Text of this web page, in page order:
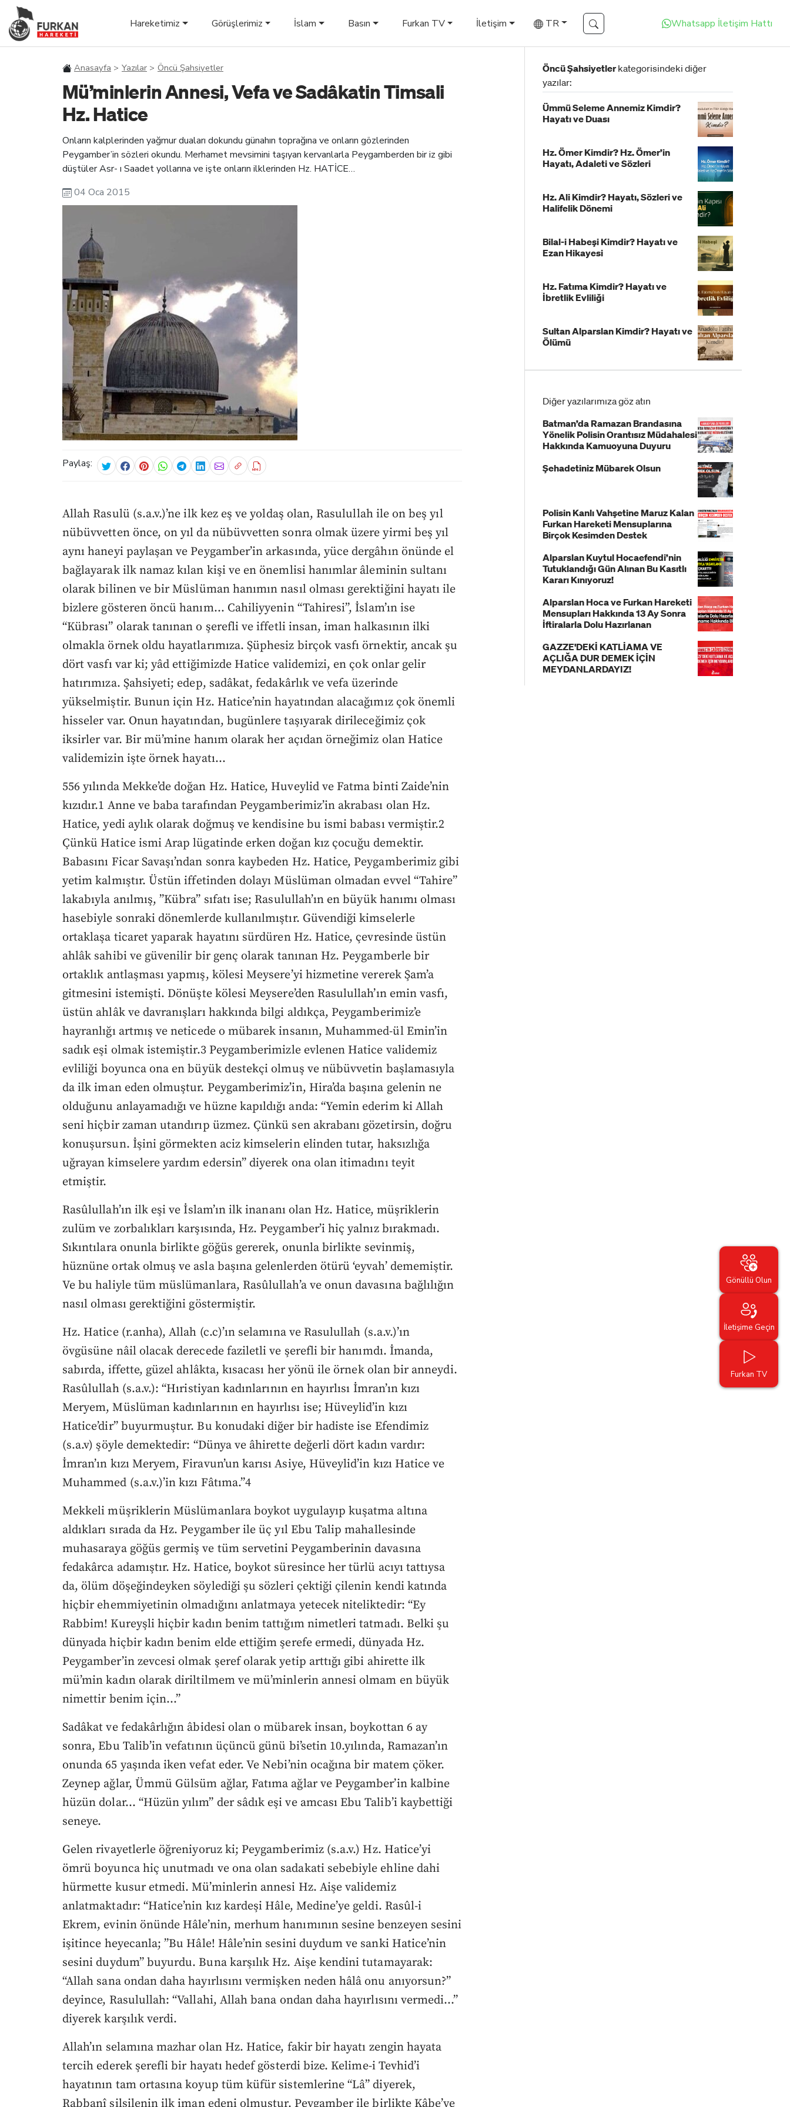
Hareketimiz Görüşlerimiz İslam Basın Furkan TV İletişim TR Whatsapp İletişim Hattı
Anasayfa Yazılar Öncü Şahsiyetler
Mü’minlerin Annesi, Vefa ve Sadâkatin Timsali
Hz. Hatice
Onların kalplerinden yağmur duaları dokundu günahın toprağına ve onların gözlerinden
Peygamber’in sözleri okundu. Merhamet mevsimini taşıyan kervanlarla Peygamberden bir iz gibi
düştüler Asr- ı Saadet yollarına ve işte onların ilklerinden Hz. HATİCE…
04 Oca 2015
Paylaş:
Allah Rasulü (s.a.v.)’ne ilk kez eş ve yoldaş olan, Rasulullah ile on beş yıl
nübüvvetten önce, on yıl da nübüvvetten sonra olmak üzere yirmi beş yıl
aynı haneyi paylaşan ve Peygamber’in arkasında, yüce dergâhın önünde el
bağlayarak ilk namaz kılan kişi ve en önemlisi hanımlar âleminin sultanı
olarak bilinen ve bir Müslüman hanımın nasıl olması gerektiğini hayatı ile
bizlere gösteren öncü hanım... Cahiliyyenin “Tahiresi”, İslam’ın ise
“Kübrası” olarak tanınan o şerefli ve iffetli insan, iman halkasının ilki
olmakla örnek oldu hayatlarımıza. Şüphesiz birçok vasfı örnektir, ancak şu
dört vasfı var ki; yâd ettiğimizde Hatice validemizi, en çok onlar gelir
hatırımıza. Şahsiyeti; edep, sadâkat, fedakârlık ve vefa üzerinde
yükselmiştir. Bunun için Hz. Hatice’nin hayatından alacağımız çok önemli
hisseler var. Onun hayatından, bugünlere taşıyarak dirileceğimiz çok
iksirler var. Bir mü’mine hanım olarak her açıdan örneğimiz olan Hatice
validemizin işte örnek hayatı…
556 yılında Mekke’de doğan Hz. Hatice, Huveylid ve Fatma binti Zaide’nin
kızıdır.1 Anne ve baba tarafından Peygamberimiz’in akrabası olan Hz.
Hatice, yedi aylık olarak doğmuş ve kendisine bu ismi babası vermiştir.2
Çünkü Hatice ismi Arap lügatinde erken doğan kız çocuğu demektir.
Babasını Ficar Savaşı’ndan sonra kaybeden Hz. Hatice, Peygamberimiz gibi
yetim kalmıştır. Üstün iffetinden dolayı Müslüman olmadan evvel “Tahire”
lakabıyla anılmış, ”Kübra” sıfatı ise; Rasulullah’ın en büyük hanımı olması
hasebiyle sonraki dönemlerde kullanılmıştır. Güvendiği kimselerle
ortaklaşa ticaret yaparak hayatını sürdüren Hz. Hatice, çevresinde üstün
ahlâk sahibi ve güvenilir bir genç olarak tanınan Hz. Peygamberle bir
ortaklık antlaşması yapmış, kölesi Meysere’yi hizmetine vererek Şam’a
gitmesini istemişti. Dönüşte kölesi Meysere’den Rasulullah’ın emin vasfı,
üstün ahlâk ve davranışları hakkında bilgi aldıkça, Peygamberimiz’e
hayranlığı artmış ve neticede o mübarek insanın, Muhammed-ül Emin’in
sadık eşi olmak istemiştir.3 Peygamberimizle evlenen Hatice validemiz
evliliği boyunca ona en büyük destekçi olmuş ve nübüvvetin başlamasıyla
da ilk iman eden olmuştur. Peygamberimiz’in, Hira’da başına gelenin ne
olduğunu anlayamadığı ve hüzne kapıldığı anda: “Yemin ederim ki Allah
seni hiçbir zaman utandırıp üzmez. Çünkü sen akrabanı gözetirsin, doğru
konuşursun. İşini görmekten aciz kimselerin elinden tutar, haksızlığa
uğrayan kimselere yardım edersin” diyerek ona olan itimadını teyit
etmiştir.
Rasûlullah’ın ilk eşi ve İslam’ın ilk inananı olan Hz. Hatice, müşriklerin
zulüm ve zorbalıkları karşısında, Hz. Peygamber’i hiç yalnız bırakmadı.
Sıkıntılara onunla birlikte göğüs gererek, onunla birlikte sevinmiş,
hüznüne ortak olmuş ve asla başına gelenlerden ötürü ‘eyvah’ dememiştir.
Ve bu haliyle tüm müslümanlara, Rasûlullah’a ve onun davasına bağlılığın
nasıl olması gerektiğini göstermiştir.
Hz. Hatice (r.anha), Allah (c.c)’ın selamına ve Rasulullah (s.a.v.)’ın
övgüsüne nâil olacak derecede faziletli ve şerefli bir hanımdı. İmanda,
sabırda, iffette, güzel ahlâkta, kısacası her yönü ile örnek olan bir anneydi.
Rasûlullah (s.a.v.): “Hıristiyan kadınlarının en hayırlısı İmran’ın kızı
Meryem, Müslüman kadınlarının en hayırlısı ise; Hüveylid’in kızı
Hatice’dir” buyurmuştur. Bu konudaki diğer bir hadiste ise Efendimiz
(s.a.v) şöyle demektedir: “Dünya ve âhirette değerli dört kadın vardır:
İmran’ın kızı Meryem, Firavun’un karısı Asiye, Hüveylid’in kızı Hatice ve
Muhammed (s.a.v.)’in kızı Fâtıma.”4
Mekkeli müşriklerin Müslümanlara boykot uygulayıp kuşatma altına
aldıkları sırada da Hz. Peygamber ile üç yıl Ebu Talip mahallesinde
muhasaraya göğüs germiş ve tüm servetini Peygamberinin davasına
fedakârca adamıştır. Hz. Hatice, boykot süresince her türlü acıyı tattıysa
da, ölüm döşeğindeyken söylediği şu sözleri çektiği çilenin kendi katında
hiçbir ehemmiyetinin olmadığını anlatmaya yetecek niteliktedir: “Ey
Rabbim! Kureyşli hiçbir kadın benim tattığım nimetleri tatmadı. Belki şu
dünyada hiçbir kadın benim elde ettiğim şerefe ermedi, dünyada Hz.
Peygamber’in zevcesi olmak şeref olarak yetip arttığı gibi ahirette ilk
mü’min kadın olarak diriltilmem ve mü’minlerin annesi olmam en büyük
nimettir benim için…”
Sadâkat ve fedakârlığın âbidesi olan o mübarek insan, boykottan 6 ay
sonra, Ebu Talib’in vefatının üçüncü günü bi’setin 10.yılında, Ramazan’ın
onunda 65 yaşında iken vefat eder. Ve Nebi’nin ocağına bir matem çöker.
Zeynep ağlar, Ümmü Gülsüm ağlar, Fatıma ağlar ve Peygamber’in kalbine
hüzün dolar… “Hüzün yılım” der sâdık eşi ve amcası Ebu Talib’i kaybettiği
seneye.
Gelen rivayetlerle öğreniyoruz ki; Peygamberimiz (s.a.v.) Hz. Hatice’yi
ömrü boyunca hiç unutmadı ve ona olan sadakati sebebiyle ehline dahi
hürmette kusur etmedi. Mü’minlerin annesi Hz. Aişe validemiz
anlatmaktadır: “Hatice’nin kız kardeşi Hâle, Medine’ye geldi. Rasûl-i
Ekrem, evinin önünde Hâle’nin, merhum hanımının sesine benzeyen sesini
işitince heyecanla; ”Bu Hâle! Hâle’nin sesini duydum ve sanki Hatice’nin
sesini duydum” buyurdu. Buna karşılık Hz. Aişe kendini tutamayarak:
“Allah sana ondan daha hayırlısını vermişken neden hâlâ onu anıyorsun?”
deyince, Rasulullah: “Vallahi, Allah bana ondan daha hayırlısını vermedi…”
diyerek karşılık verdi.
Allah’ın selamına mazhar olan Hz. Hatice, fakir bir hayatı zengin hayata
tercih ederek şerefli bir hayatı hedef gösterdi bize. Kelime-i Tevhid’i
hayatının tam ortasına koyup tüm küfür sistemlerine “Lâ” diyerek,
Rabbanî silsilenin ilk iman edeni olmuştur. Peygamber ile birlikte Kâbe’ye
Öncü Şahsiyetlerkategorisindeki diğer
yazılar:
Ümmü Seleme Annemiz Kimdir?
Hayatı ve Duası
Hz. Ömer Kimdir? Hz. Ömer’in
Hayatı, Adaleti ve Sözleri
Hz. Ali Kimdir? Hayatı, Sözleri ve
Halifelik Dönemi
Bilal-i Habeşi Kimdir? Hayatı ve
Ezan Hikayesi
Hz. Fatıma Kimdir? Hayatı ve
İbretlik Evliliği
Sultan Alparslan Kimdir? Hayatı ve
Ölümü
Diğer yazılarımıza göz atın
Batman’da Ramazan Brandasına
Yönelik Polisin Orantısız Müdahalesi
Hakkında Kamuoyuna Duyuru
Şehadetiniz Mübarek Olsun
Polisin Kanlı Vahşetine Maruz Kalan
Furkan Hareketi Mensuplarına
Birçok Kesimden Destek
Alparslan Kuytul Hocaefendi’nin
Tutuklandığı Gün Alınan Bu Kasıtlı
Kararı Kınıyoruz!
Alparslan Hoca ve Furkan Hareketi
Mensupları Hakkında 13 Ay Sonra
İftiralarla Dolu Hazırlanan
GAZZE'DEKİ KATLİAMA VE
AÇLIĞA DUR DEMEK İÇİN
MEYDANLARDAYIZ!
Gönüllü Olun
İletişime Geçin
Furkan TV